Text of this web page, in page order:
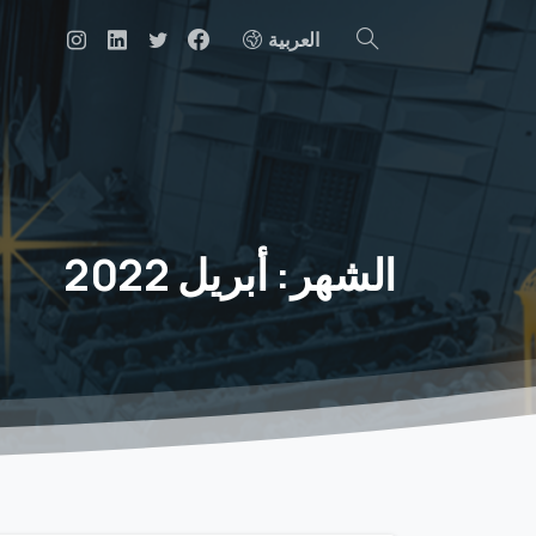
البحث العربية
الشهر:أبريل2022